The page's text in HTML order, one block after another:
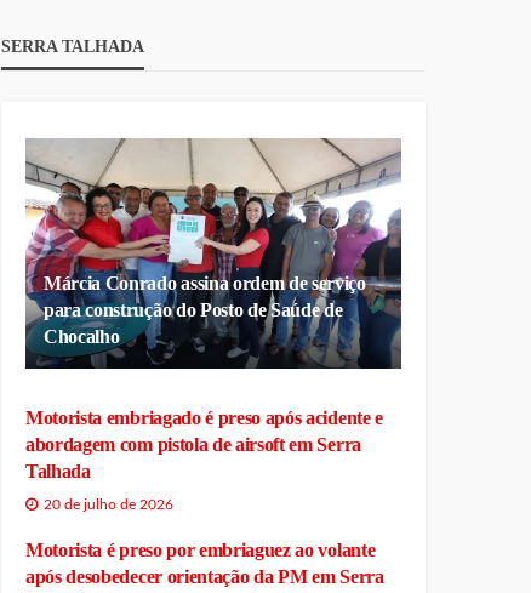
SERRA TALHADA
Márcia Conrado assina ordem de serviço
para construção do Posto de Saúde de
Chocalho
Motorista embriagado é preso após acidente e
abordagem com pistola de airsoft em Serra
Talhada
20 de julho de 2026
Motorista é preso por embriaguez ao volante
após desobedecer orientação da PM em Serra